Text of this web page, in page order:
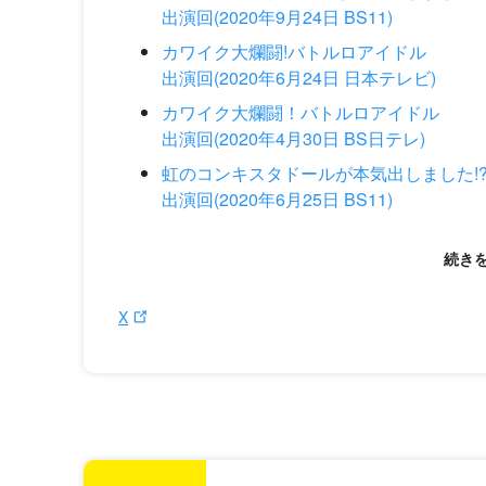
出演回(2020年9月24日 BS11)
カワイク大爛闘!バトルロアイドル
出演回(2020年6月24日 日本テレビ)
カワイク大爛闘！バトルロアイドル
出演回(2020年4月30日 BS日テレ)
虹のコンキスタドールが本気出しました
出演回(2020年6月25日 BS11)
X